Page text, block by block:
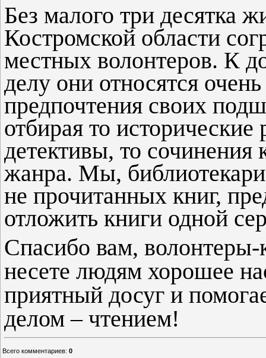
Без малого три десятка
Костромской области
местных волонтеров. К
делу они относятся
предпочтения своих
отбирая то
детективы, то сочинения
жанра. Мы,
не прочитанных книг,
отложить книги одной
Спасибо вам,
несете людям хорошее
приятный досуг и
делом – чтением!
Всего комментариев: 0